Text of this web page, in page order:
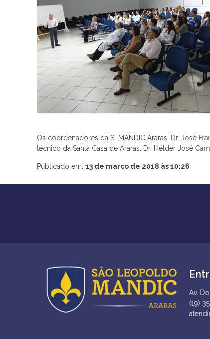
Os coordenadores da SLMANDIC Araras, Dr. José
técnico da Santa Casa de Araras, Dr. Hélder José
Publicado em:13 de março de 2018 às 10:26
Av.
(19)